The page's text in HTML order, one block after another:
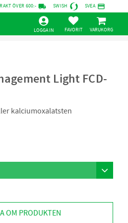
ÖVER 600:- local_shipping SWISH SVEA credit_card
LOGGA IN FAVORITER
KUNDVAGN
Light FCD-
kalciumoxalatsten
OM PRODUKTEN